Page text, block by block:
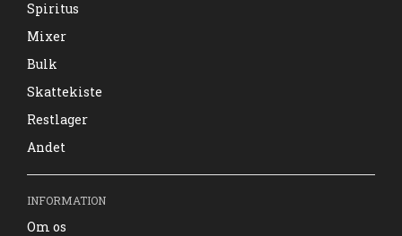
Spiritus
Mixer
Bulk
Skattekiste
Restlager
Andet
INFORMATION
Om os